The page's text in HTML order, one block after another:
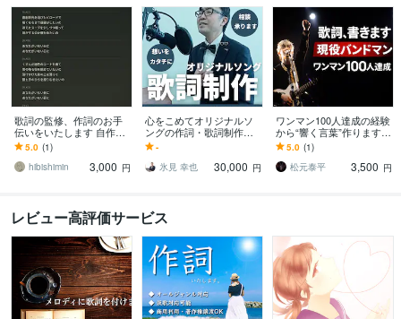
歌詞の監修、作詞のお手
伝いをいたします 自作歌
詞のクオリティを上げた
い方へ、韻と内容のアド
バイス
5.0 (1)
hibishimin
3,000 円
心をこめてオリジナルソ
ングの作詞・歌詞制作し
ます ～事前ヒアリングを
もとに世界にひとつだけ
の歌詞を作ります～
-
氷見 幸也
30,000 円
ワンマン100人達成の経験
から“響く言葉”作ります
「なんか響かない…って
思いませんか？その違和
感直せます。」
5.0 (1)
松元泰平
3,500 円
レビュー高評価サービス